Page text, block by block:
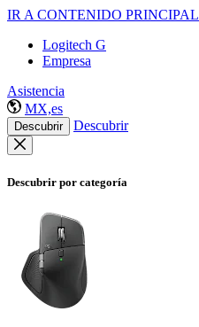
IR A CONTENIDO PRINCIPAL
Logitech G
Empresa
Asistencia
MX,es
Descubrir Descubrir
Descubrir por categoría